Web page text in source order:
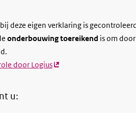
deze eigen verklaring is
onderbouwing toereikend is om
door Logius(externe
u: